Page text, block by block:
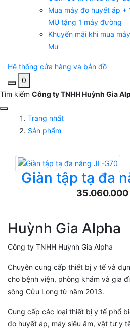
Mua máy đo huyết áp
MU tặng 1 máy đường
Khuyến mãi khi mua
Mu
Hệ thống cửa hàng và bản đồ
0
Tìm kiếm Công ty TNHH Huỳnh Gia
Trang nhất
Sản phẩm
Giàn tập tạ đa
35.060.000
Huỳnh Gia Alpha
Công ty TNHH Huỳnh Gia Alpha
Chuyên cung cấp thiết bị y tế và
cho bệnh viện, phòng khám và gia
sông Cửu Long từ năm 2013.
Cung cấp các loại thiết bị y tế phổ
đo huyết áp, máy siêu âm, vật tư y